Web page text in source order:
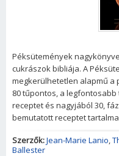
Péksütemények
cukrászok bibliája. A
megkerülhetetlen alapmű a
80 tűpontos, a
receptet és nagyjából 30,
bemutatott receptet
Szerzők:Jean-Marie Lanio,
Ballester